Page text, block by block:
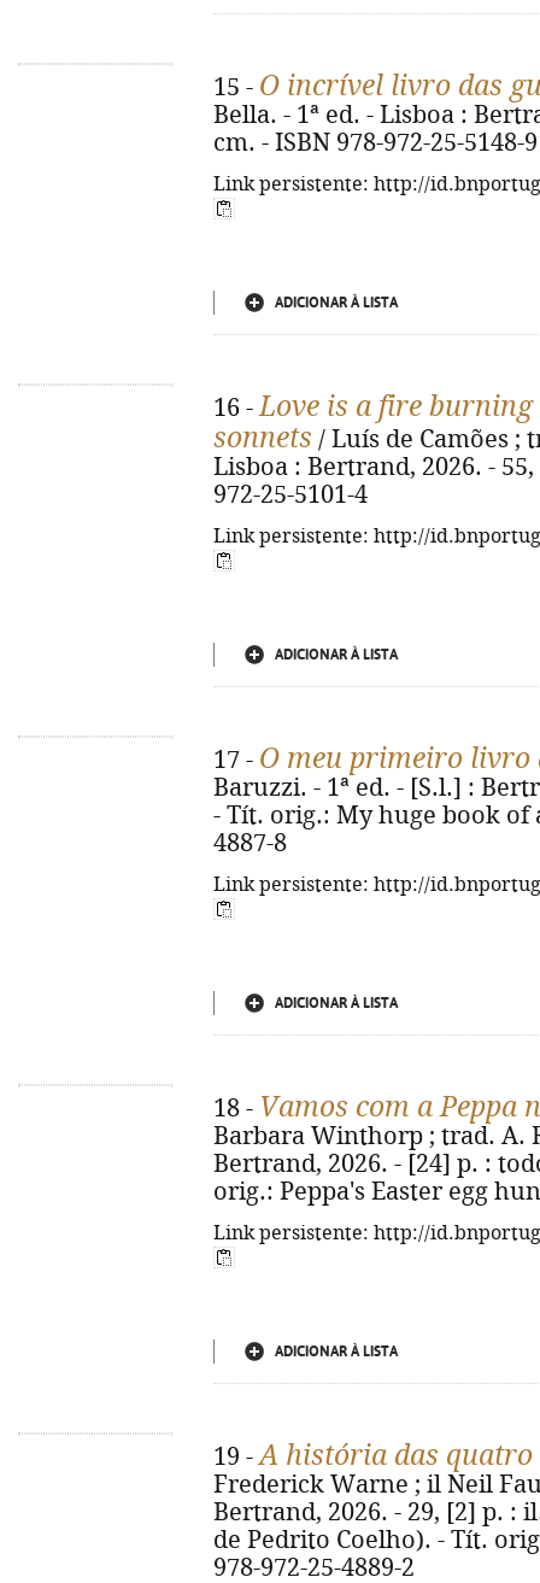
15 - O incrível livro das
Bella. - 1ª ed. - Lisboa :
cm. - ISBN 978-972-25-5148-9
Link persistente: http://
ADICIONAR À LISTA
16 -Love is a fire
sonnets / Luís de Camões ;
Lisboa : Bertrand, 2026. -
972-25-5101-4
Link persistente: http://
ADICIONAR À LISTA
17 - O meu primeiro livro
Baruzzi. - 1ª ed. - [S.l.] :
- Tít. orig.: My huge book of
4887-8
Link persistente: http://
ADICIONAR À LISTA
18 - Vamos com a Peppa
Barbara Winthorp ; trad. A.
Bertrand, 2026. - [24] p. :
orig.: Peppa's Easter egg
Link persistente: http://
ADICIONAR À LISTA
19 -A história das quatro
Frederick Warne ; il Neil
Bertrand, 2026. - 29, [2] p. :
de Pedrito Coelho). - Tít.
978-972-25-4889-2